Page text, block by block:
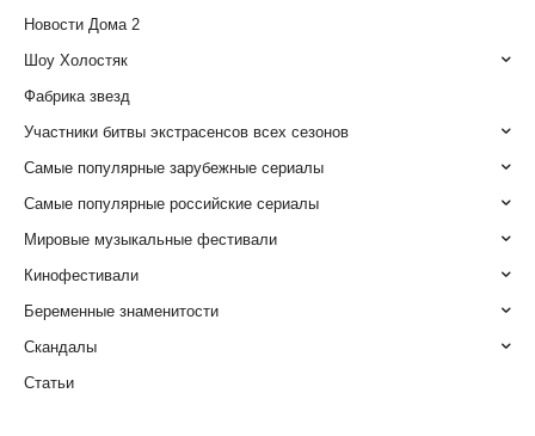
Новости Дома 2
Шоу Холостяк
Фабрика звезд
Участники битвы экстрасенсов всех сезонов
Самые популярные зарубежные сериалы
Самые популярные российские сериалы
Мировые музыкальные фестивали
Кинофестивали
Беременные знаменитости
Скандалы
Статьи